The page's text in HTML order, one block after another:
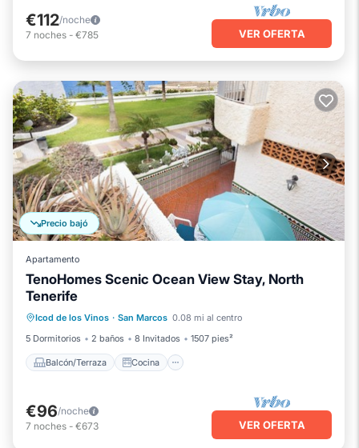
€112/noche
7 noches - €785 VER OFERTA
Precio bajó
Apartamento
TenoHomes Scenic Ocean View Stay, North
Tenerife
Icod de los Vinos · San Marcos 0.08 mi al centro
5 Dormitorios
2 baños 8 Invitados 1507 pies²
Balcón/Terraza Cocina
Aparcamiento
Internet
€96/noche
7 noches - €673 VER OFERTA